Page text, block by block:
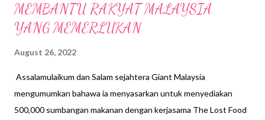
MEMBANTU RAKYAT MALAYSIA
YANG MEMERLUKAN
August 26, 2022
Assalamulaikum dan Salam sejahtera Giant Malaysia
mengumumkan bahawa ia menyasarkan untuk menyediakan
500,000 sumbangan makanan dengan kerjasama The Lost Food